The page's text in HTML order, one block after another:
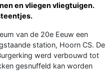
en vliegen vliegtuigen.
van de 20e Eeuw een
station, Hoorn CS. De
werd verbouwd tot
gesnuffeld kan worden